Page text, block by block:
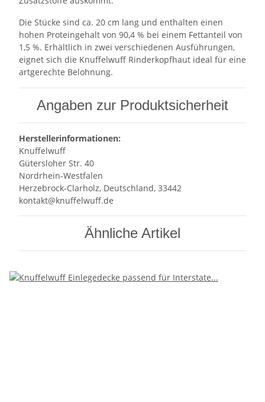
Die Stücke sind ca. 20 cm lang und enthalten einen
hohen Proteingehalt von 90,4 % bei einem Fettanteil von
1,5 %. Erhältlich in zwei verschiedenen Ausführungen,
eignet sich die Knuffelwuff Rinderkopfhaut ideal für eine
artgerechte Belohnung.
Angaben zur Produktsicherheit
Herstellerinformationen:
Knuffelwuff
Gütersloher Str. 40
Nordrhein-Westfalen
Herzebrock-Clarholz, Deutschland, 33442
kontakt@knuffelwuff.de
Ähnliche Artikel